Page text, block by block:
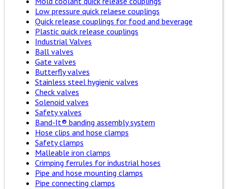
Low pressure quick relaese couplings
Quick release couplings for food and beverage
Plastic quick release couplings
Industrial Valves
Ball valves
Gate valves
Butterfly valves
Stainless steel hygienic valves
Check valves
Solenoid valves
Safety valves
Band-It® banding assembly system
Hose clips and hose clamps
Safety clamps
Malleable iron clamps
Crimping ferrules for industrial hoses
Pipe and hose mounting clamps
Pipe connecting clamps